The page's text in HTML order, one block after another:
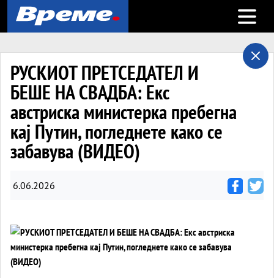
Open
РУСКИОТ ПРЕТСЕДАТЕЛ И
БЕШЕ НА СВАДБА: Екс
австриска министерка пребегна
кај Путин, погледнете како се
забавува (ВИДЕО)
6.06.2026